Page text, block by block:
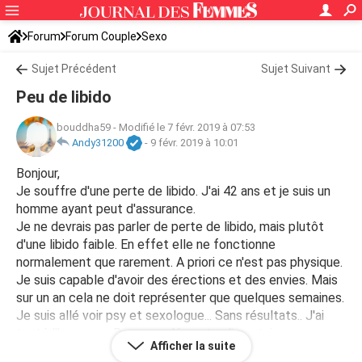
Forum Forum Couple Sexo
Sujet Précédent Sujet Suivant
Peu de libido
bouddha59 - Modifié le 7 févr. 2019 à 07:53
Andy31200
- 9 févr. 2019 à 10:01
Bonjour,
Je souffre d'une perte de libido. J'ai 42 ans et je suis un
homme ayant peut d'assurance.
Je ne devrais pas parler de perte de libido, mais plutôt
d'une libido faible. En effet elle ne fonctionne
normalement que rarement. A priori ce n'est pas physique.
Je suis capable d'avoir des érections et des envies. Mais
sur un an cela ne doit représenter que quelques semaines.
Je suis allé voir psy et sexologue... Sans résultats.. J'ai
testé l'hypnose.. Des compléments alimentaires...
Pourtant jeune et il n'y a pas encore si longtemps la
Afficher la suite